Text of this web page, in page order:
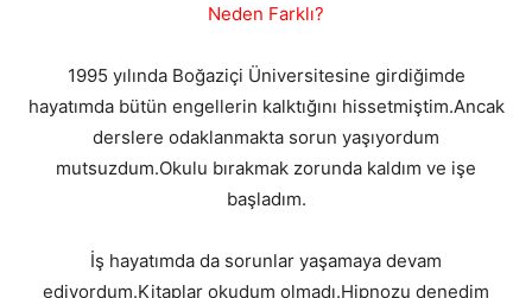
Neden Farklı?
1995 yılında Boğaziçi Üniversitesine girdiğimde
hayatımda bütün engellerin kalktığını hissetmiştim.Ancak
derslere odaklanmakta sorun yaşıyordum
mutsuzdum.Okulu bırakmak zorunda kaldım ve işe
başladım.
İş hayatımda da sorunlar yaşamaya devam
ediyordum.Kitaplar okudum olmadı.Hipnozu denedim